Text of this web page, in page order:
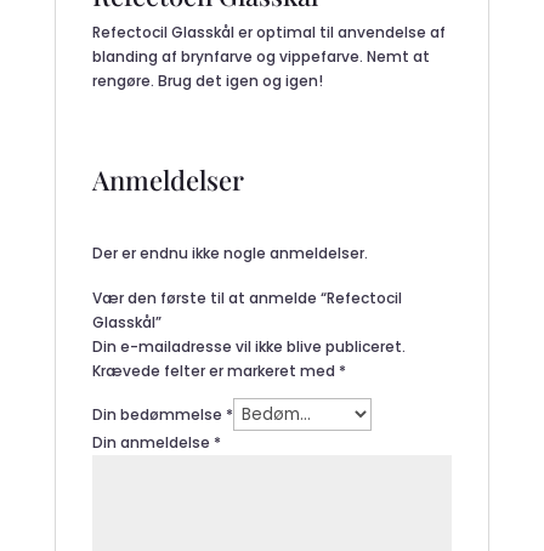
Refectocil Glasskål er optimal til anvendelse af
blanding af brynfarve og vippefarve. Nemt at
rengøre. Brug det igen og igen!
Anmeldelser
Der er endnu ikke nogle anmeldelser.
Vær den første til at anmelde “Refectocil
Glasskål”
Din e-mailadresse vil ikke blive publiceret.
Krævede felter er markeret med *
Din bedømmelse *
Din anmeldelse *